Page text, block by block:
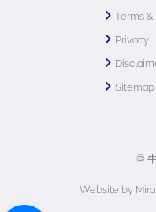
Terms
Privacy
Sitemap
©
Website by